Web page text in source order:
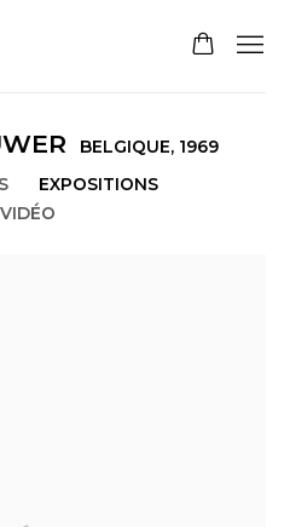
BELGIQUE, 1969
EXPOSITIONS
VIDÉO